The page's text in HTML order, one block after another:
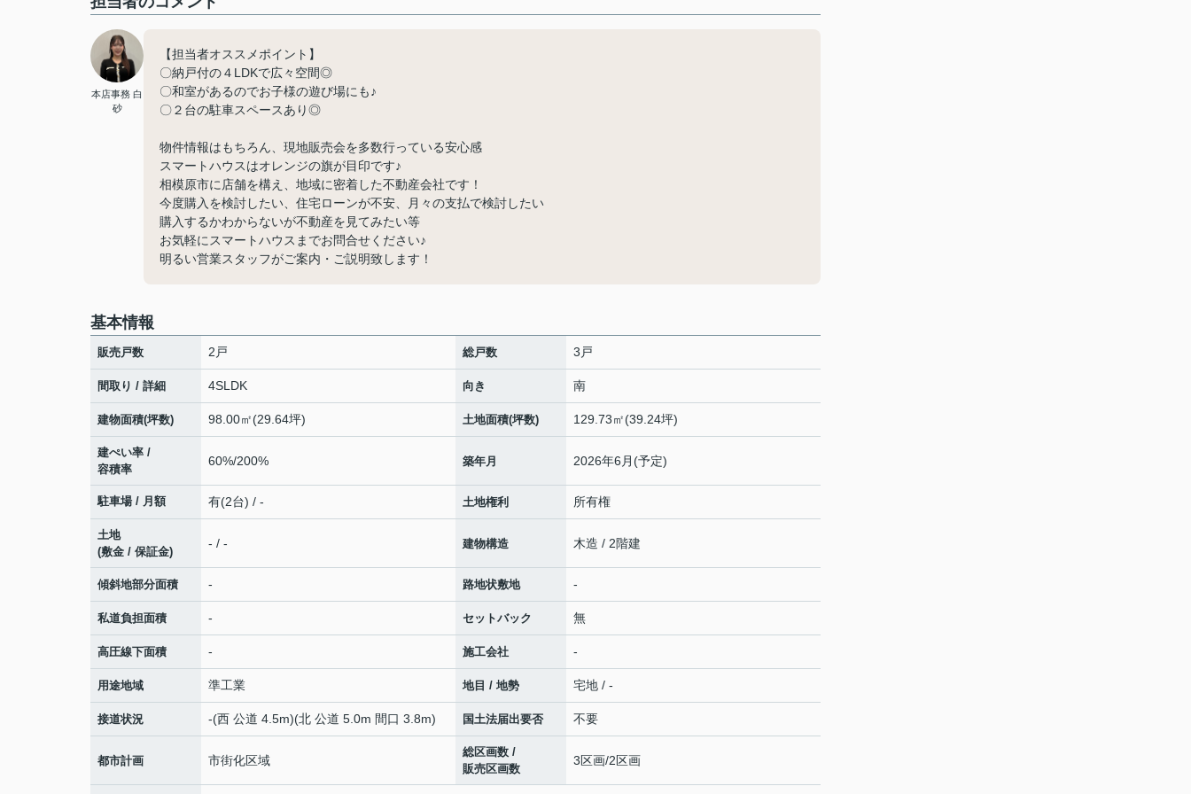
本店事務 白
砂
【担当者オススメポイント】
〇納戸付の４LDKで広々空間◎
〇和室があるのでお子様の遊び場にも♪
〇２台の駐車スペースあり◎
物件情報はもちろん、現地販売会を多数行っている安心感
スマートハウスはオレンジの旗が目印です♪
相模原市に店舗を構え、地域に密着した不動産会社です！
今度購入を検討したい、住宅ローンが不安、月々の支払で検討したい
購入するかわからないが不動産を見てみたい等
お気軽にスマートハウスまでお問合せください♪
明るい営業スタッフがご案内・ご説明致します！
基本情報
販売戸数 2戸 総戸数 3戸
間取り / 詳細 4SLDK 向き 南
建物面積(坪数) 98.00㎡(29.64坪) 土地面積(坪数) 129.73㎡(39.24坪)
建ぺい率 /
容積率
60%/200% 築年月 2026年6月(予定)
駐車場 / 月額 有(2台) / - 土地権利 所有権
土地
(敷金 / 保証金)
- / - 建物構造 木造 / 2階建
傾斜地部分面積 - 路地状敷地 -
私道負担面積 - セットバック 無
高圧線下面積 - 施工会社 -
用途地域 準工業 地目 / 地勢 宅地 / -
接道状況 -(西 公道 4.5m)(北 公道 5.0m 間口 3.8m) 国土法届出要否 不要
都市計画 市街化区域
総区画数 /
販売区画数
3区画/2区画